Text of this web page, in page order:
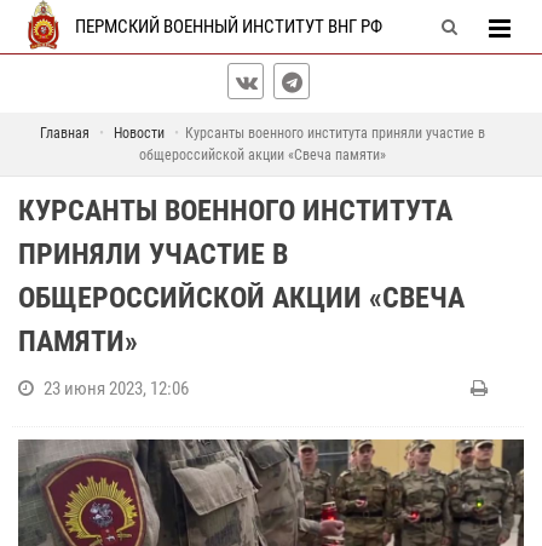
ПЕРМСКИЙ ВОЕННЫЙ ИНСТИТУТ ВНГ РФ
Главная Новости
Курсанты военного института приняли участие в
общероссийской акции «Свеча памяти»
КУРСАНТЫ ВОЕННОГО ИНСТИТУТА
ПРИНЯЛИ УЧАСТИЕ В
ОБЩЕРОССИЙСКОЙ АКЦИИ «СВЕЧА
ПАМЯТИ»
23 июня 2023, 12:06